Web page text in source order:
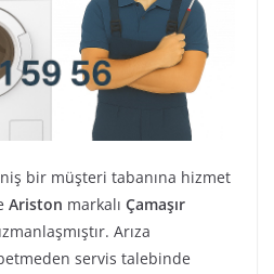
bir müşteri tabanına hizmet
Ariston markalı Çamaşır
Arıza
servis talebinde